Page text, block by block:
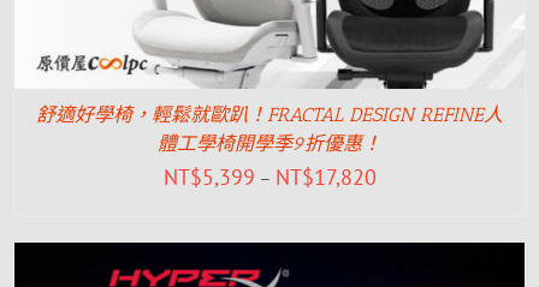
舒適好學椅，輕鬆就歐趴！FRACTAL DESIGN REFINE人
體工學椅開學季9折優惠！
NT$5,399 – NT$17,820